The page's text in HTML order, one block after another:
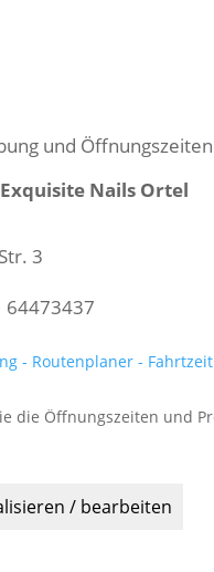
und
Nails Ortel
3
64473437
- Routenplaner -
die Öffnungszeiten und